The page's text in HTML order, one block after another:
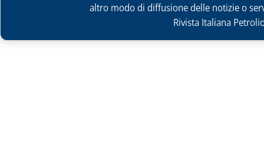
altro modo di diffusione delle notizie o
Rivista Italiana